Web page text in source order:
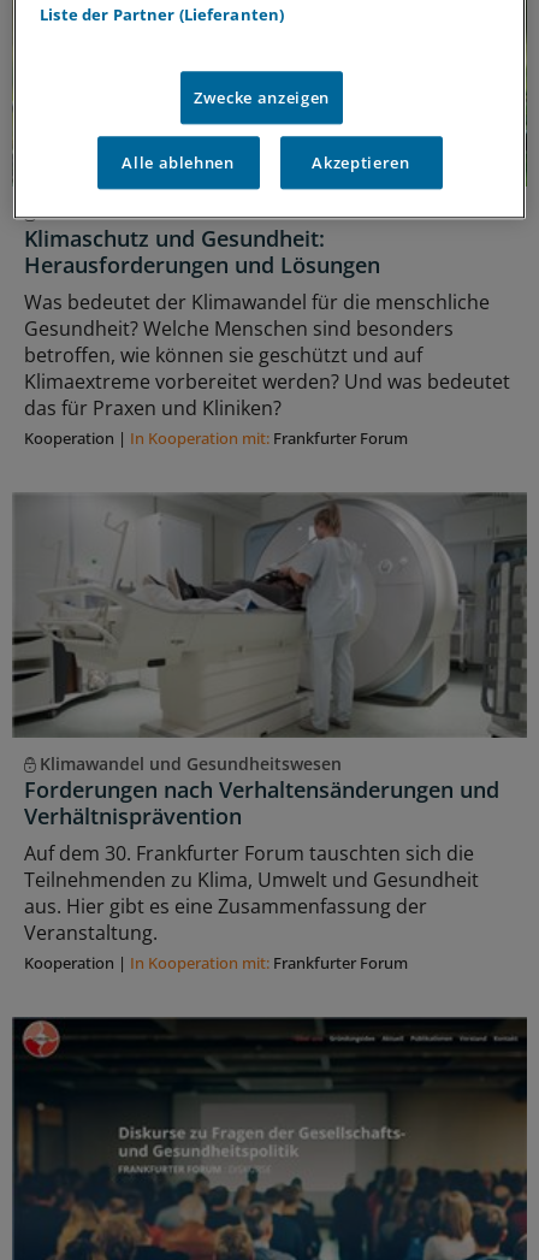
Klimawandel und Gesundheitswesen
Klimaschutz und Gesundheit:
Herausforderungen und Lösungen
Was bedeutet der Klimawandel für die menschliche
Gesundheit? Welche Menschen sind besonders
betroffen, wie können sie geschützt und auf
Klimaextreme vorbereitet werden? Und was bedeutet
das für Praxen und Kliniken?
Kooperation | In Kooperation mit: Frankfurter Forum
Klimawandel und Gesundheitswesen
Forderungen nach Verhaltensänderungen und
Verhältnisprävention
Auf dem 30. Frankfurter Forum tauschten sich die
Teilnehmenden zu Klima, Umwelt und Gesundheit
aus. Hier gibt es eine Zusammenfassung der
Veranstaltung.
Kooperation | In Kooperation mit: Frankfurter Forum
Liste der Partner (Lieferanten)
Zwecke anzeigen
Alle ablehnen Akzeptieren